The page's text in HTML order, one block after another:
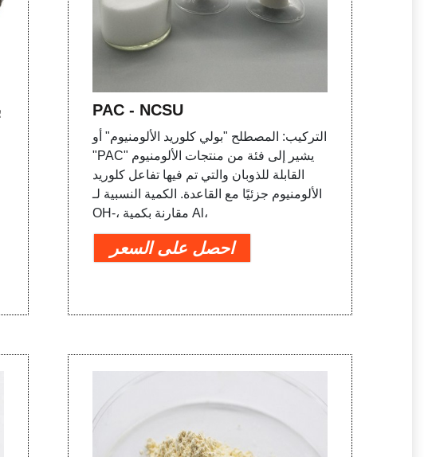
PAC - NCSU
التركيب: المصطلح "بولي كلوريد الألومنيوم" أو
"PAC" يشير إلى فئة من منتجات الألومنيوم
القابلة للذوبان والتي تم فيها تفاعل كلوريد
الألومنيوم جزئيًا مع القاعدة. الكمية النسبية لـ
OH-، مقارنة بكمية Al،
احصل على السعر